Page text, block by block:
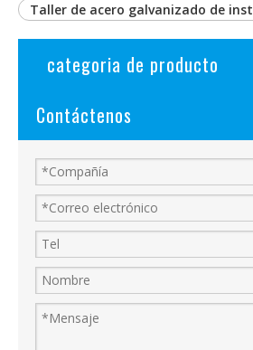
Taller de acero galvanizado de
categoria de producto
Contáctenos